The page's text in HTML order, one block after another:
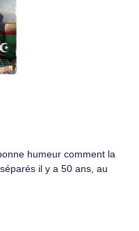
humeur comment la
il y a 50 ans, au